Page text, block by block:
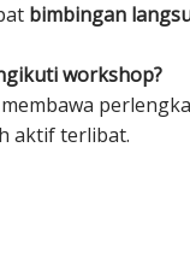
bimbingan
workshop?
aktif terlibat.